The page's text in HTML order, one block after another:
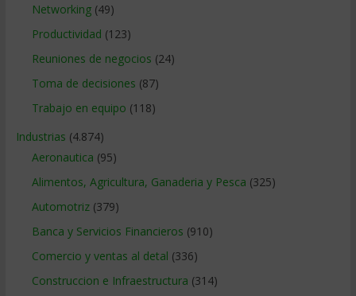
Networking(49)
Productividad (123)
Reuniones de negocios (24)
Toma de decisiones (87)
Trabajo en equipo (118)
Industrias (4.874)
Aeronautica (95)
Alimentos, Agricultura, Ganaderia y Pesca (325)
Automotriz(379)
Banca y Servicios Financieros (910)
Comercio y ventas al detal (336)
Construccion e Infraestructura (314)